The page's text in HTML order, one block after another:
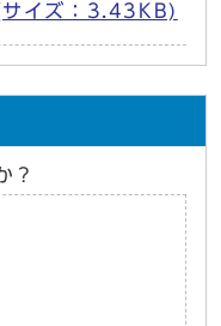
サイズ：3.43KB)
？